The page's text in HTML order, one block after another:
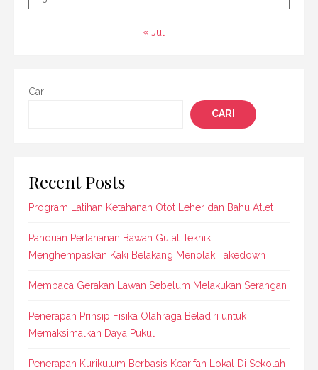
« Jul
Cari
CARI
Recent Posts
Program Latihan Ketahanan Otot Leher dan Bahu Atlet
Panduan Pertahanan Bawah Gulat Teknik
Menghempaskan Kaki Belakang Menolak Takedown
Membaca Gerakan Lawan Sebelum Melakukan Serangan
Penerapan Prinsip Fisika Olahraga Beladiri untuk
Memaksimalkan Daya Pukul
Penerapan Kurikulum Berbasis Kearifan Lokal Di Sekolah